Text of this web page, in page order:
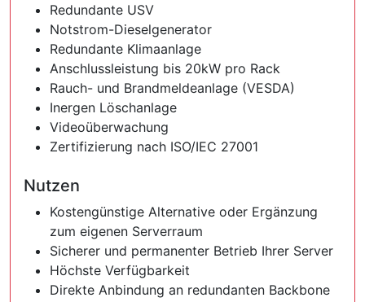
Redundante USV
Notstrom-Dieselgenerator
Redundante Klimaanlage
Anschlussleistung bis 20kW pro Rack
Rauch- und Brandmeldeanlage (VESDA)
Inergen Löschanlage
Videoüberwachung
Zertifizierung nach ISO/IEC 27001
Nutzen
Kostengünstige Alternative oder Ergänzung
zum eigenen Serverraum
Sicherer und permanenter Betrieb Ihrer Server
Höchste Verfügbarkeit
Direkte Anbindung an redundanten Backbone